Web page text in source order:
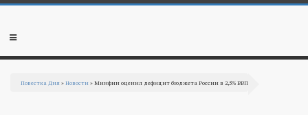
Перейти к основному содержанию
Мобильное
Повестка Дня »Новости » Минфин оценил дефицит бюджета России в 2,5% ВВП